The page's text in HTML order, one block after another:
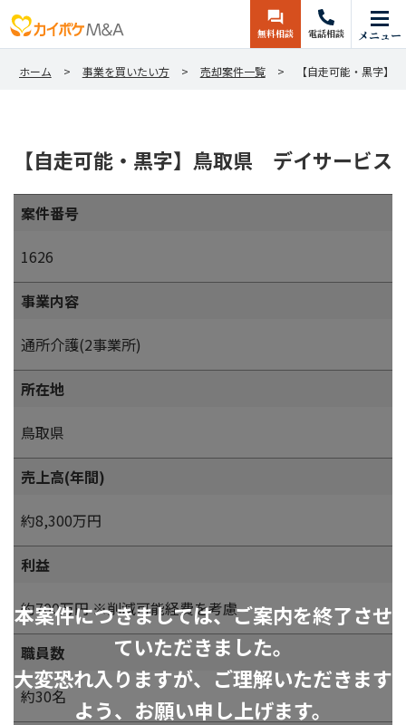
無料相談 電話相談 メニュー
ホーム 事業を買いたい方 売却案件一覧 【自走可能・黒字
【自走可能・黒字】鳥取県 デイサービス
本案件につきましては、ご案内を終了させ
ていただきました。
大変恐れ入りますが、ご理解いただきます
よう、お願い申し上げます。
案件番号
1626
事業内容
通所介護(2事業所)
所在地
鳥取県
売上高(年間)
約8,300万円
利益
約700万円 ※削減可能経費を考慮
職員数
約30名